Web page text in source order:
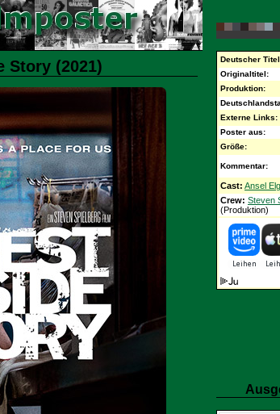
Story (2021) Deutscher
Originaltitel:
Produktion:
Externe Links:
Poster aus:
Größe:
Kommentar:
Cast: Ansel
Crew: Steven
(Produktion)